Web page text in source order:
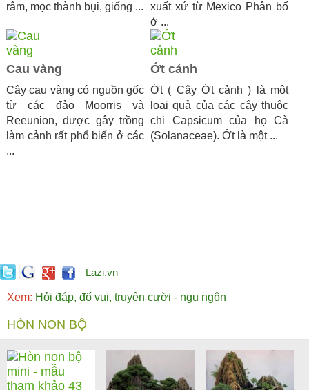
râm, mọc thành bụi, giống ...
xuất xứ từ Mexico Phân bố
ở ...
Cau vàng
Cây cau vàng có nguồn gốc
từ các đảo Moorris và
Reeunion, được gây trồng
làm cảnh rất phổ biến ở các
...
Ớt cảnh
Ớt ( Cây Ớt cảnh ) là một
loại quả của các cây thuộc
chi Capsicum của họ Cà
(Solanaceae). Ớt là một ...
Lazi.vn
Xem: Hỏi đáp, đố vui, truyện cười - ngụ ngôn
HÒN NON BỘ